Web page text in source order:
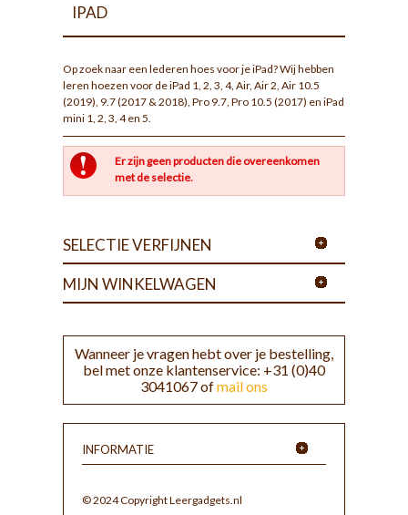
IPAD
Op zoek naar een lederen hoes voor je iPad? Wij hebben
leren hoezen voor de iPad 1, 2, 3, 4, Air, Air 2, Air 10.5
(2019), 9.7 (2017 & 2018), Pro 9.7, Pro 10.5 (2017) en iPad
mini 1, 2, 3, 4 en 5.
Er zijn geen producten die overeenkomen
met de selectie.
SELECTIE VERFIJNEN
MIJN WINKELWAGEN
Wanneer je vragen hebt over je bestelling,
bel met onze klantenservice: +31 (0)40
3041067 ofmail ons
INFORMATIE
© 2024 Copyright Leergadgets.nl